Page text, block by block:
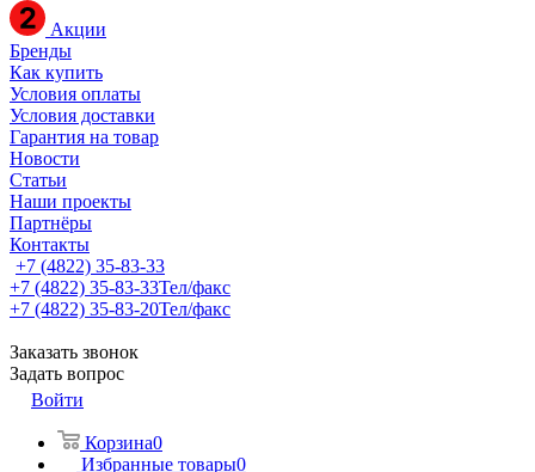
Акции
Бренды
Как купить
Условия оплаты
Условия доставки
Гарантия на товар
Новости
Статьи
Наши проекты
Партнёры
Контакты
+7 (4822) 35-83-33
+7 (4822) 35-83-33Тел/факс
+7 (4822) 35-83-20Тел/факс
Заказать звонок
Задать вопрос
Войти
Корзина0
Избранные товары0